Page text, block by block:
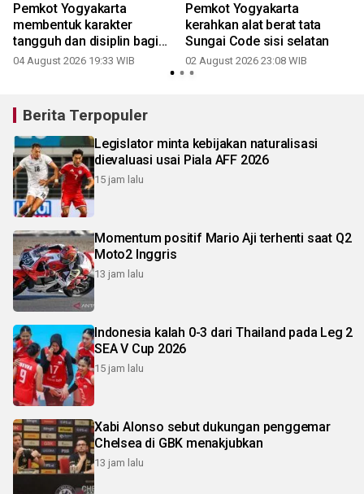
Pemkot Yogyakarta
membentuk karakter
tangguh dan disiplin bagi
calon paskibraka
04 August 2026 19:33 WIB
Pemkot Yogyakarta
kerahkan alat berat tata
Sungai Code sisi selatan
02 August 2026 23:08 WIB
Berita Terpopuler
Legislator minta kebijakan naturalisasi
dievaluasi usai Piala AFF 2026
15 jam lalu
Momentum positif Mario Aji terhenti saat Q2
Moto2 Inggris
13 jam lalu
Indonesia kalah 0-3 dari Thailand pada Leg 2
SEA V Cup 2026
15 jam lalu
Xabi Alonso sebut dukungan penggemar
Chelsea di GBK menakjubkan
13 jam lalu